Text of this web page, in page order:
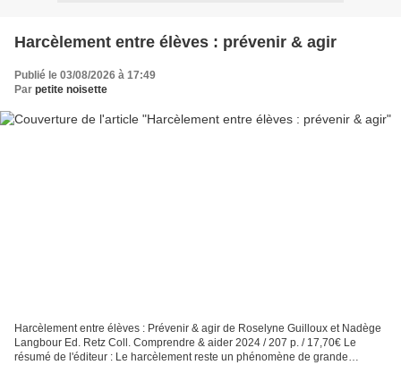
Harcèlement entre élèves : prévenir & agir
Publié le 03/08/2026 à 17:49
Par petite noisette
Harcèlement entre élèves : Prévenir & agir de Roselyne Guilloux et Nadège
Langbour Ed. Retz Coll. Comprendre & aider 2024 / 207 p. / 17,70€ Le
résumé de l'éditeur : Le harcèlement reste un phénomène de grande